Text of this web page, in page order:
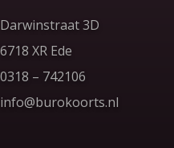
Darwinstraat 3D
6718 XR Ede
Bel ons op
0318 – 742106
Stuur ons een e-mail
info@burokoorts.nl